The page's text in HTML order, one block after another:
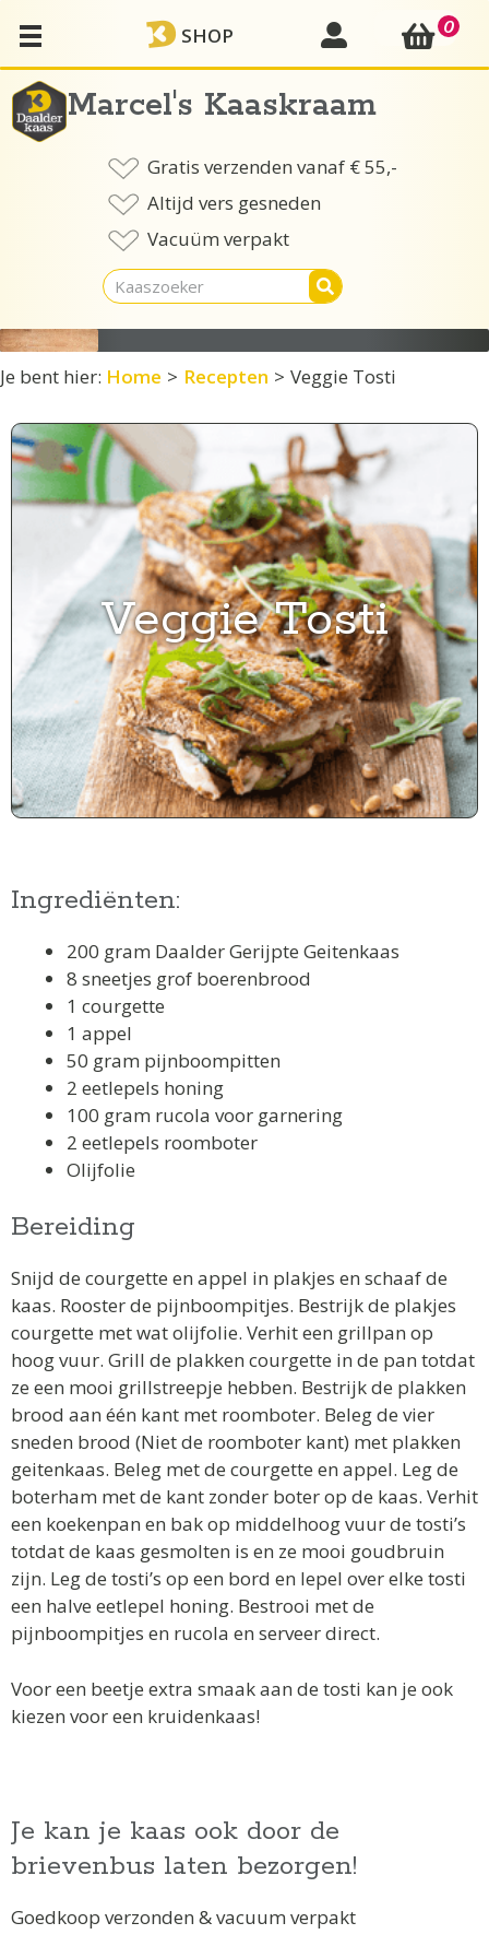
naar
de
inhoud
SHOP mijn account 0
Marcel's Kaaskraam
Gratis verzenden vanaf € 55,-
Altijd vers gesneden
Vacuüm verpakt
Je bent hier: Home > Recepten > Veggie Tosti
Veggie Tosti
Ingrediënten:
200 gram Daalder Gerijpte Geitenkaas
8 sneetjes grof boerenbrood
1 courgette
1 appel
50 gram pijnboompitten
2 eetlepels honing
100 gram rucola voor garnering
2 eetlepels roomboter
Olijfolie
Bereiding
Snijd de courgette en appel in plakjes en schaaf de
kaas. Rooster de pijnboompitjes. Bestrijk de plakjes
courgette met wat olijfolie. Verhit een grillpan op
hoog vuur. Grill de plakken courgette in de pan totdat
ze een mooi grillstreepje hebben. Bestrijk de plakken
brood aan één kant met roomboter. Beleg de vier
sneden brood (Niet de roomboter kant) met plakken
geitenkaas. Beleg met de courgette en appel. Leg de
boterham met de kant zonder boter op de kaas. Verhit
een koekenpan en bak op middelhoog vuur de tosti’s
totdat de kaas gesmolten is en ze mooi goudbruin
zijn. Leg de tosti’s op een bord en lepel over elke tosti
een halve eetlepel honing. Bestrooi met de
pijnboompitjes en rucola en serveer direct.
Voor een beetje extra smaak aan de tosti kan je ook
kiezen voor een kruidenkaas!
Je kan je kaas ook door de
brievenbus laten bezorgen!
Goedkoop verzonden & vacuum verpakt